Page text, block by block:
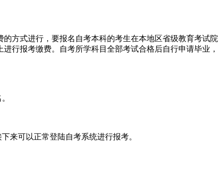
方式进行，要报名自考本科的考生在本地区省级教育考试院
行报考缴费。自考所学科目全部考试合格后自行申请毕业，
来可以正常登陆自考系统进行报考。